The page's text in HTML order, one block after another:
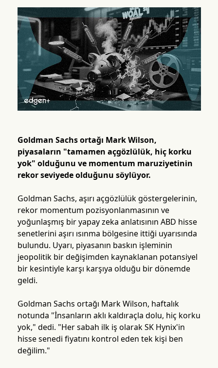
Goldman Sachs ortağı Mark Wilson,
piyasaların "tamamen açgözlülük, hiç korku
yok" olduğunu ve momentum maruziyetinin
rekor seviyede olduğunu söylüyor.
Goldman Sachs, aşırı açgözlülük göstergelerinin,
rekor momentum pozisyonlanmasının ve
yoğunlaşmış bir yapay zeka anlatısının ABD hisse
senetlerini aşırı ısınma bölgesine ittiği uyarısında
bulundu. Uyarı, piyasanın baskın işleminin
jeopolitik bir değişimden kaynaklanan potansiyel
bir kesintiyle karşı karşıya olduğu bir dönemde
geldi.
Goldman Sachs ortağı Mark Wilson, haftalık
notunda "İnsanların aklı kaldıraçla dolu, hiç korku
yok," dedi. "Her sabah ilk iş olarak SK Hynix'in
hisse senedi fiyatını kontrol eden tek kişi ben
değilim."